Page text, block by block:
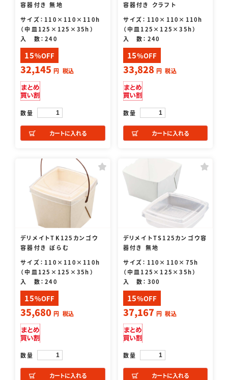
容器付き 無地
サイズ：110×110×110h
（中皿125×125×35h）
入 数：240
15%OFF
32,145 円 税込
数量
カートに入れる
容器付き クラフト
サイズ：110×110×110h
（中皿125×125×35h）
入 数：240
15%OFF
33,828 円 税込
数量
カートに入れる
デリメイトTK125カンゴウ
容器付き ぽらむ
サイズ：110×110×110h
（中皿125×125×35h）
入 数：240
15%OFF
35,680 円 税込
数量
カートに入れる
デリメイトTS125カンゴウ容
器付き 無地
サイズ：110×110×75h
（中皿125×125×35h）
入 数：300
15%OFF
37,167 円 税込
数量
カートに入れる